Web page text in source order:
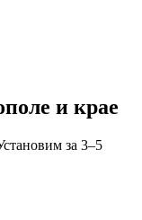
и крае
за 3–5